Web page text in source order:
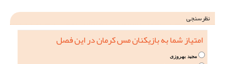
نظرسنجی
امتیاز شما به بازیکنان مس کرمان در این فصل
مجید بهروزی